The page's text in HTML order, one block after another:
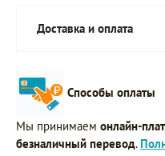
Доставка и оплата
Способы оплаты
Мы принимаем онлайн-
безналичный перевод.